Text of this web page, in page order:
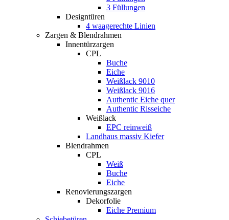
3 Füllungen
Designtüren
4 waagerechte Linien
Zargen & Blendrahmen
Innentürzargen
CPL
Buche
Eiche
Weißlack 9010
Weißlack 9016
Authentic Eiche quer
Authentic Risseiche
Weißlack
EPC reinweiß
Landhaus massiv Kiefer
Blendrahmen
CPL
Weiß
Buche
Eiche
Renovierungszargen
Dekorfolie
Eiche Premium